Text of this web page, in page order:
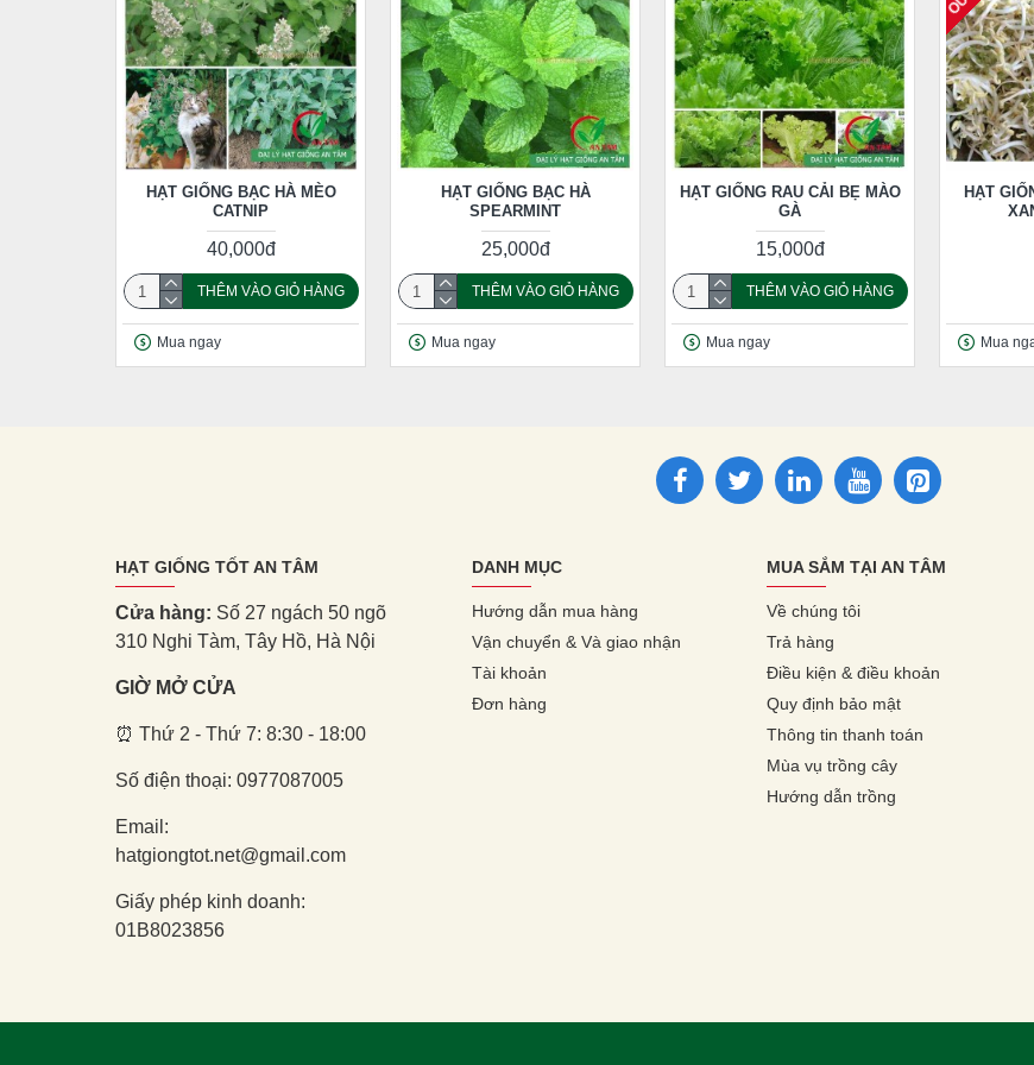
HẠT GIỐNG BẠC HÀ MÈO
CATNIP
40,000đ
THÊM VÀO GIỎ HÀNG
Mua ngay
HẠT GIỐNG BẠC HÀ
SPEARMINT
25,000đ
THÊM VÀO GIỎ HÀNG
Mua ngay
HẠT GIỐNG RAU CẢI BẸ MÀO
GÀ
15,000đ
THÊM VÀO GIỎ HÀNG
Mua ngay
HẠT
Mua
HẠT GIỐNG TỐT AN TÂM
Cửa hàng: Số 27 ngách 50 ngõ
310 Nghi Tàm, Tây Hồ, Hà Nội
GIỜ MỞ CỬA
⏰ Thứ 2 - Thứ 7: 8:30 - 18:00
Số điện thoại: 0977087005
Email:
hatgiongtot.net@gmail.com
Giấy phép kinh doanh:
01B8023856
DANH MỤC
Hướng dẫn mua hàng
Vận chuyển & Và giao nhận
Tài khoản
Đơn hàng
MUA SẮM TẠI AN TÂM
Về chúng tôi
Trả hàng
Điều kiện & điều khoản
Quy định bảo mật
Thông tin thanh toán
Mùa vụ trồng cây
Hướng dẫn trồng